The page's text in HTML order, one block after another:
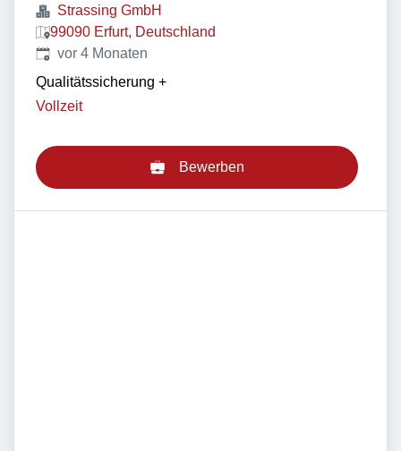
Strassing GmbH
99090 Erfurt, Deutschland
Veröffentlicht:
vor 4 Monaten
Qualitätssicherung +
Vollzeit
Bewerben